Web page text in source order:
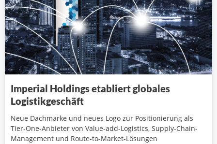
Imperial Holdings etabliert globales
Logistikgeschäft
Neue Dachmarke und neues Logo zur Positionierung als
Tier-One-Anbieter von Value-add-Logistics, Supply-Chain-
Management und Route-to-Market-Lösungen